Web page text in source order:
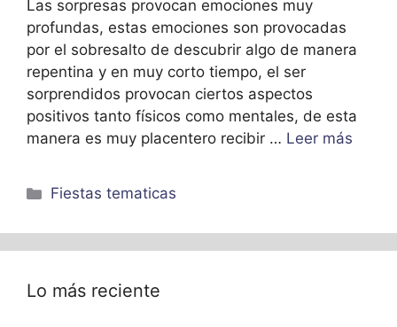
Las sorpresas provocan emociones muy
profundas, estas emociones son provocadas
por el sobresalto de descubrir algo de manera
repentina y en muy corto tiempo, el ser
sorprendidos provocan ciertos aspectos
positivos tanto físicos como mentales, de esta
manera es muy placentero recibir … Leer más
Categorías
Fiestas tematicas
Lo más reciente